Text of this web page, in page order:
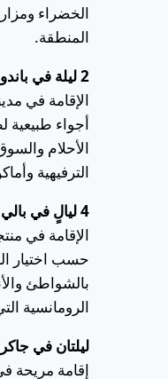
الخضراء
المنطقة.
2 ليلة في باندونغ
الإقامة في
أجواء طبيعية
الأحلام
الترفيهية
4 ليالٍ في بالي
الإقامة في
حسب اختيار
بالشواطئ
الرومانسية
ليلتان في
إقامة مريحة